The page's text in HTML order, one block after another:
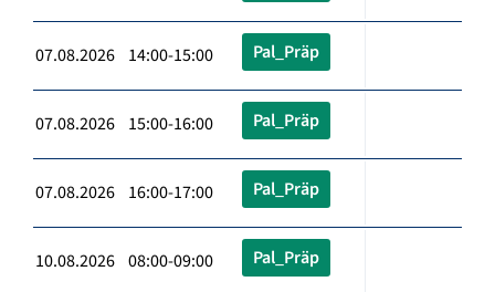
07.08.2026 14:00-15:00 Pal_Präp
07.08.2026 15:00-16:00 Pal_Präp
07.08.2026 16:00-17:00 Pal_Präp
10.08.2026 08:00-09:00 Pal_Präp